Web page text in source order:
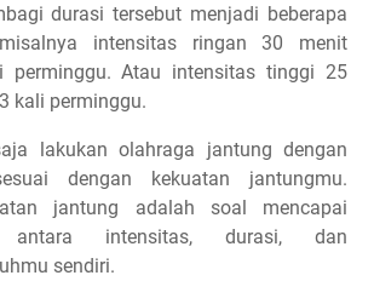
durasi tersebut menjadi beberapa
intensitas ringan 30 menit
perminggu. Atau intensitas tinggi 25
kali perminggu.
lakukan olahraga jantung dengan
dengan kekuatan jantungmu.
jantung adalah soal mencapai
antara intensitas, durasi, dan
sendiri.